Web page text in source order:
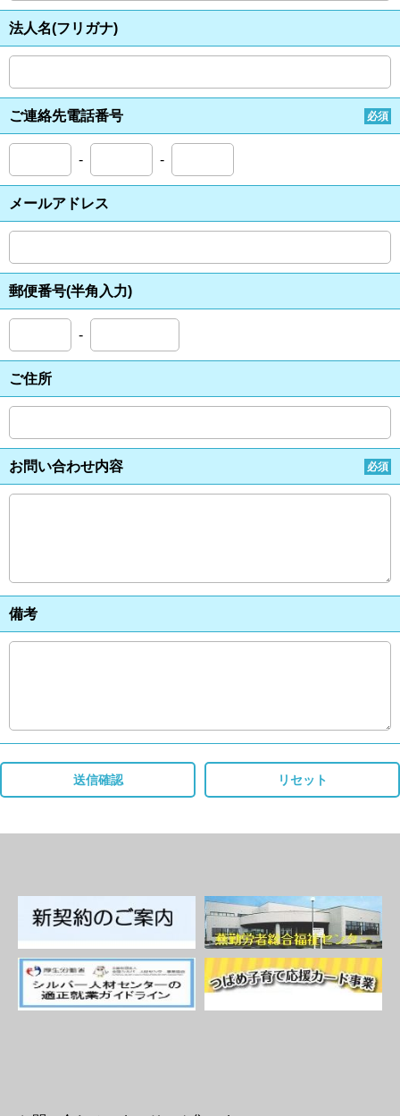
法人名(フリガナ)
ご連絡先電話番号 必須
- -
メールアドレス
郵便番号(半角入力)
-
ご住所
お問い合わせ内容 必須
備考